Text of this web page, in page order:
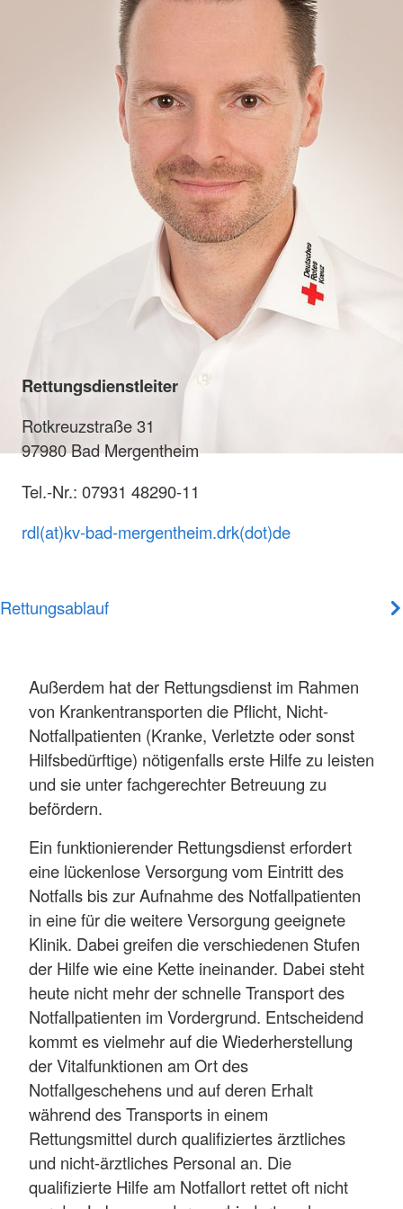
Rettungsdienstleiter
Rotkreuzstraße 31
97980 Bad Mergentheim
Tel.-Nr.: 07931 48290-11
rdl(at)kv-bad-mergentheim.drk(dot)de
Rettungsablauf
Außerdem hat der Rettungsdienst im Rahmen
von Krankentransporten die Pflicht, Nicht-
Notfallpatienten (Kranke, Verletzte oder sonst
Hilfsbedürftige) nötigenfalls erste Hilfe zu leisten
und sie unter fachgerechter Betreuung zu
befördern.
Ein funktionierender Rettungsdienst erfordert
eine lückenlose Versorgung vom Eintritt des
Notfalls bis zur Aufnahme des Notfallpatienten
in eine für die weitere Versorgung geeignete
Klinik. Dabei greifen die verschiedenen Stufen
der Hilfe wie eine Kette ineinander. Dabei steht
heute nicht mehr der schnelle Transport des
Notfallpatienten im Vordergrund. Entscheidend
kommt es vielmehr auf die Wiederherstellung
der Vitalfunktionen am Ort des
Notfallgeschehens und auf deren Erhalt
während des Transports in einem
Rettungsmittel durch qualifiziertes ärztliches
und nicht-ärztliches Personal an. Die
qualifizierte Hilfe am Notfallort rettet oft nicht